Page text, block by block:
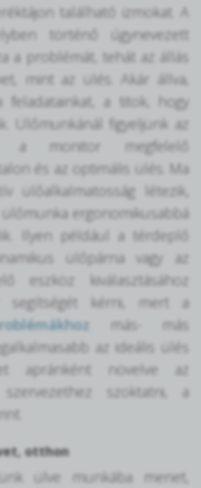
található izmokat. A
történő úgynevezett
a problémát, tehát az állás
mint az ülés. Akár állva,
feladatainkat, a titok, hogy
Ülőmunkánál figyeljünk az
a monitor megfelelő
és az optimális ülés. Ma
ülőalkalmatosság létezik,
ergonomikusabbá
Ilyen például a térdeplő
ülőpárna vagy az
eszköz kiválasztásához
segítségét kérni, mert a
más- más
az ideális ülés
apránként növelve az
szoktatni, a
otthon
ülve munkába menet,